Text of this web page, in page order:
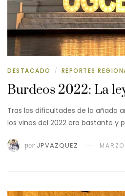
DESTACADO / REPORTES
Burdeos 2022: La
Tras las dificultades de la añada
los vinos del 2022 era bastante y
por JPVAZQUEZ